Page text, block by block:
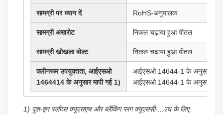
सामग्री पर ध्यान दें RoHS-अनुपालक
सामग्री अखरोट निकल चढ़ाया हुआ पीतल
सामग्री खोखला बोल्ट निकल चढ़ाया हुआ पीतल
क्लीनरूम उपयुक्तता, आईएसओ
1464414 के अनुसार मापी गई 1)
आईएसओ 14644-1 के अनुसार कक्षा
आईएसओ 14644-1 के अनुसार कोई
1) पुश-इन स्लीव्स क्यूएसएच और ब्लैंकिंग प्लग क्यूएससी-...एच के लिए,